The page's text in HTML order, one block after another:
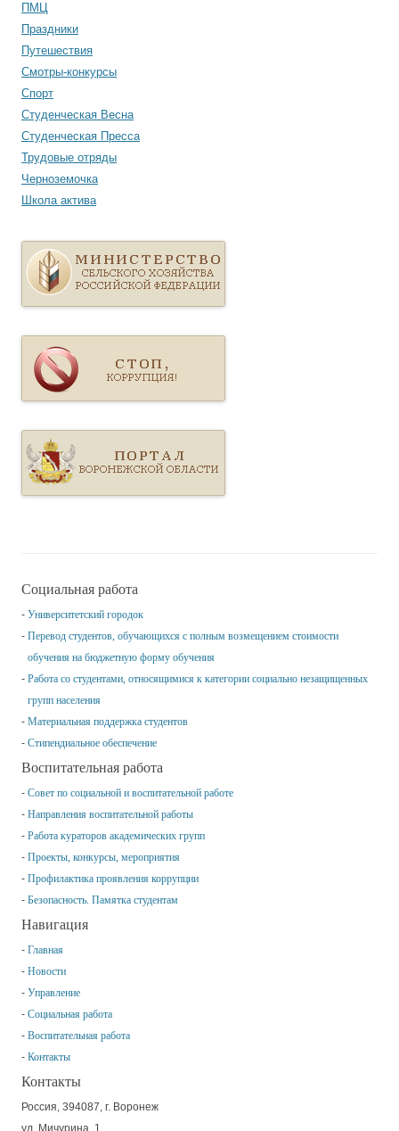
ПМЦ
Праздники
Путешествия
Смотры-конкурсы
Спорт
Студенческая Весна
Студенческая Пресса
Трудовые отряды
Черноземочка
Школа актива
Социальная работа
Университетский городок
Перевод студентов, обучающихся с полным возмещением стоимости
обучения на бюджетную форму обучения
Работа со студентами, относящимися к категории социально незащищенных
групп населения
Материальная поддержка студентов
Стипендиальное обеспечение
Воспитательная работа
Совет по социальной и воспитательной работе
Направления воспитательной работы
Работа кураторов академических групп
Проекты, конкурсы, мероприятия
Профилактика проявления коррупции
Безопасность. Памятка студентам
Навигация
Главная
Новости
Управление
Социальная работа
Воспитательная работа
Контакты
Контакты
Россия, 394087, г. Воронеж